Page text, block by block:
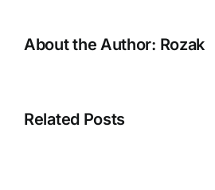
About the Author: Rozak
Related Posts